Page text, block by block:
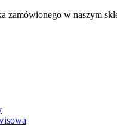
zamówionego w naszym